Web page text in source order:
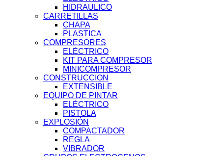
HIDRAULICO
CARRETILLAS
CHAPA
PLASTICA
COMPRESORES
ELÉCTRICO
KIT PARA COMPRESOR
MINICOMPRESOR
CONSTRUCCION
EXTENSIBLE
EQUIPO DE PINTAR
ELÉCTRICO
PISTOLA
EXPLOSIÓN
COMPACTADOR
REGLA
VIBRADOR